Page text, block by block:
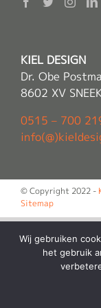
KIEL DESIGN
Dr. Obe
8602 XV
0515 – 700
© Copyright 2022 -
Sitemap
Wij gebruiken
het gebruik